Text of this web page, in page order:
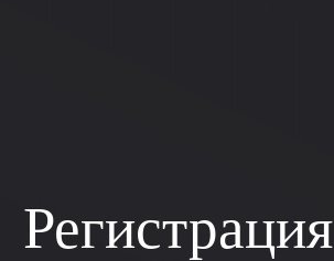
Регистрация